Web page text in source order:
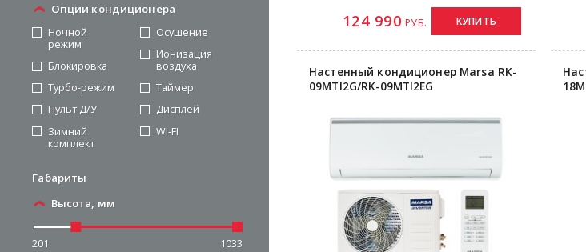
Опции кондиционера
Ночной
режим
Блокировка
Турбо-режим
Пульт Д/У
Зимний
комплект
Осушение
Ионизация
воздуха
Таймер
Дисплей
WI-FI
Габариты
Высота, мм
201 1033
124 990 РУБ. КУПИТЬ
Настенный кондиционер Marsa RK-
09MTI2G/RK-09MTI2EG